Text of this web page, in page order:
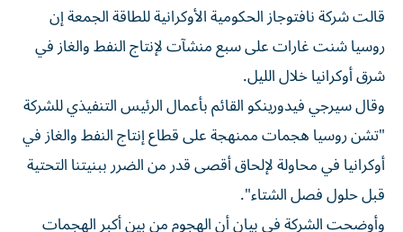
قالت شركة نافتوجاز ‌الحكومية الأوكرانية للطاقة الجمعة ​إن
⁠روسيا شنت ‌غارات على سبع ‌منشآت لإنتاج النفط والغاز في
شرق أوكرانيا ‌خلال الليل.
وقال سيرجي فيدورينكو ⁠القائم بأعمال الرئيس التنفيذي للشركة
"تشن روسيا هجمات ممنهجة على قطاع إنتاج النفط والغاز في ​
أوكرانيا في محاولة لإلحاق أقصى ‌قدر من الضرر ببنيتنا التحتية
قبل ⁠حلول فصل الشتاء".
وأوضحت الشركة في بيان أن الهجوم من ​بين ‌أكبر الهجمات